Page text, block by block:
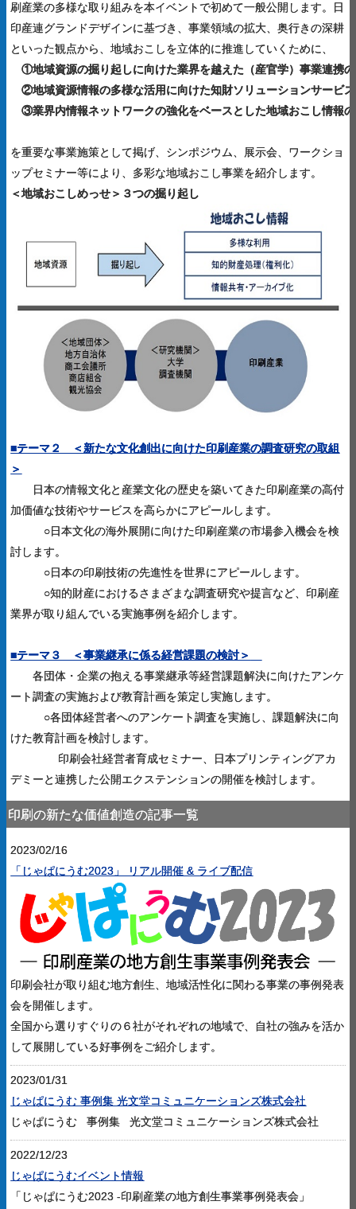
刷産業の多様な取り組みを本イベントで初めて一般公開します。日
印産連グランドデザインに基づき、事業領域の拡大、奥行きの深耕
といった観点から、地域おこしを立体的に推進していくために、
①地域資源の掘り起しに向けた業界を越えた（産官学）事業連携
②地域資源情報の多様な活用に向けた知財ソリューションサービ
③業界内情報ネットワークの強化をベースとした地域おこし情報
を重要な事業施策として掲げ、シンポジウム、展示会、ワークショ
ップセミナー等により、多彩な地域おこし事業を紹介します。
＜地域おこしめっせ＞３つの掘り起し
■テーマ２ ＜新たな文化創出に向けた印刷産業の調査研究の取組
＞
日本の情報文化と産業文化の歴史を築いてきた印刷産業の高付
加価値な技術やサービスを高らかにアピールします。
○日本文化の海外展開に向けた印刷産業の市場参入機会を検
討します。
○日本の印刷技術の先進性を世界にアピールします。
○知的財産におけるさまざまな調査研究や提言など、印刷産
業界が取り組んでいる実施事例を紹介します。
■テーマ３ ＜事業継承に係る経営課題の検討＞
各団体・企業の抱える事業継承等経営課題解決に向けたアンケ
ート調査の実施および教育計画を策定し実施します。
○各団体経営者へのアンケート調査を実施し、課題解決に向
けた教育計画を検討します。
印刷会社経営者育成セミナー、 日本プリンティングアカ
デミーと連携した公開エクステンションの開催を検討します。
印刷の新たな価値創造の記事一覧
2023/02/16
「じゃぱにうむ2023」 リアル開催 & ライブ配信
印刷会社が取り組む地方創生、地域活性化に関わる事業の事例発表
会を開催します。
全国から選りすぐりの６社がそれぞれの地域で、自社の強みを活か
して展開している好事例をご紹介します。
2023/01/31
じゃぱにうむ 事例集 光文堂コミュニケーションズ株式会社
じゃぱにうむ 事例集 光文堂コミュニケーションズ株式会社
2022/12/23
じゃぱにうむイベント情報
「じゃぱにうむ2023 -印刷産業の地方創生事業事例発表会」